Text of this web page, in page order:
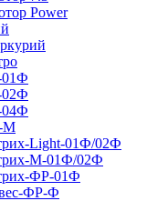
Power
М
Light-01Ф/02Ф
М-01Ф/02Ф
ФР-01Ф
ФР-Ф